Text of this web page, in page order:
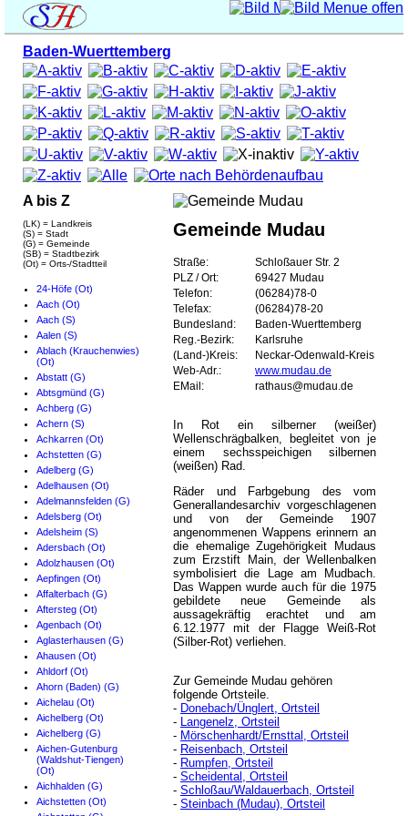
Baden-Wuerttemberg
A bis Z
(LK) = Landkreis
(S) = Stadt
(G) = Gemeinde
(SB) = Stadtbezirk
(Ot) = Orts-/Stadtteil
24-Höfe (Ot)
Aach (Ot)
Aach (S)
Aalen (S)
Ablach (Krauchenwies)
(Ot)
Abstatt (G)
Abtsgmünd (G)
Achberg (G)
Achern (S)
Achkarren (Ot)
Achstetten (G)
Adelberg (G)
Adelhausen (Ot)
Adelmannsfelden (G)
Adelsberg (Ot)
Adelsheim (S)
Adersbach (Ot)
Adolzhausen (Ot)
Aepfingen (Ot)
Affalterbach (G)
Aftersteg (Ot)
Agenbach (Ot)
Aglasterhausen (G)
Ahausen (Ot)
Ahldorf (Ot)
Ahorn (Baden) (G)
Aichelau (Ot)
Aichelberg (Ot)
Aichelberg (G)
Aichen-Gutenburg
(Waldshut-Tiengen)
(Ot)
Aichhalden (G)
Aichstetten (Ot)
Gemeinde Mudau
Straße:
Schloßauer Str. 2
PLZ / Ort:
69427 Mudau
Telefon:
(06284)78-0
Telefax:
(06284)78-20
Bundesland:
Baden-Wuerttemberg
Reg.-Bezirk:
Karlsruhe
(Land-)Kreis:
Neckar-Odenwald-Kreis
Web-Adr.:
www.mudau.de
EMail:
rathaus@mudau.de
In Rot ein silberner (weißer)
Wellenschrägbalken, begleitet von je
einem sechsspeichigen silbernen
(weißen) Rad.
Räder und Farbgebung des vom
Generallandesarchiv vorgeschlagenen
und von der Gemeinde 1907
angenommenen Wappens erinnern an
die ehemalige Zugehörigkeit Mudaus
zum Erzstift Main, der Wellenbalken
symbolisiert die Lage am Mudbach.
Das Wappen wurde auch für die 1975
gebildete neue Gemeinde als
aussagekräftig erachtet und am
6.12.1977 mit der Flagge Weiß-Rot
(Silber-Rot) verliehen.
Zur Gemeinde Mudau gehören
folgende Ortsteile.
- Donebach/Ünglert, Ortsteil
- Langenelz, Ortsteil
- Mörschenhardt/Ernsttal, Ortsteil
- Reisenbach, Ortsteil
- Rumpfen, Ortsteil
- Scheidental, Ortsteil
- Schloßau/Waldauerbach, Ortsteil
- Steinbach (Mudau), Ortsteil